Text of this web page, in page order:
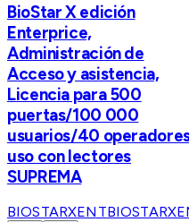
BioStar X edición
Enterprice,
Administración de
Acceso y asistencia,
Licencia para 500
puertas/100 000
usuarios/40
uso con lectores
SUPREMA
BIOSTARXENT